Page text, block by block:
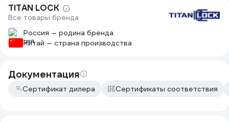
TITAN LOCK
Все товары бренда
Россия — родина бренда
Китай — страна производства
Документация
Сертификат дилера Сертификаты соответствия